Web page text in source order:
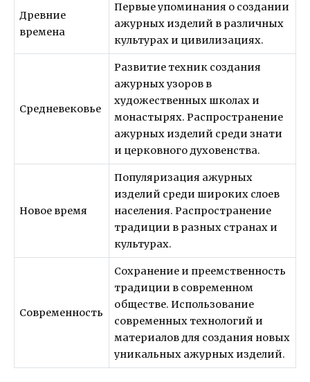
Древние
времена
Первые упоминания о создании
ажурных изделий в различных
культурах и цивилизациях.
Средневековье
Развитие техник создания
ажурных узоров в
художественных школах и
монастырях. Распространение
ажурных изделий среди знати
и церковного духовенства.
Новое время
Популяризация ажурных
изделий среди широких слоев
населения. Распространение
традиции в разных странах и
культурах.
Современность
Сохранение и преемственность
традиции в современном
обществе. Использование
современных технологий и
материалов для создания новых
уникальных ажурных изделий.